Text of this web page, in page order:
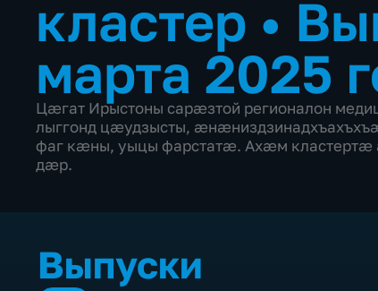
кластер •
марта 2025
Цæгат Ирыстоны сарæзтой регионалон
лыггонд цæудзысты,
фаг кæны, уыцы фарстатæ. Ахæм
дæр.
Выпуски